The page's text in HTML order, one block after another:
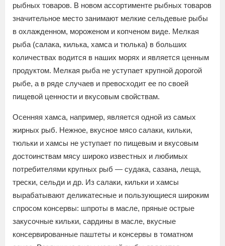
рыбных товаров. В новом ассортименте рыбных товаров
значительное место занимают мелкие сельдевые рыбы
в охлажденном, мороженом и копченом виде. Мелкая
рыба (салака, килька, хамса и тюлька) в больших
количествах водится в наших морях и является ценным
продуктом. Мелкая рыба не уступает крупной дорогой
рыбе, а в ряде случаев и превосходит ее по своей
пищевой ценности и вкусовым свойствам.
Осенняя хамса, например, является одной из самых
жирных рыб. Нежное, вкусное мясо салаки, кильки,
тюльки и хамсы не уступает по пищевым и вкусовым
достоинствам мясу широко известных и любимых
потребителями крупных рыб — судака, сазана, леща,
трески, сельди и др. Из салаки, кильки и хамсы
вырабатывают деликатесные и пользующиеся широким
спросом консервы: шпроты в масле, пряные острые
закусочные кильки, сардины в масле, вкусные
консервированные паштеты и консервы в томатном